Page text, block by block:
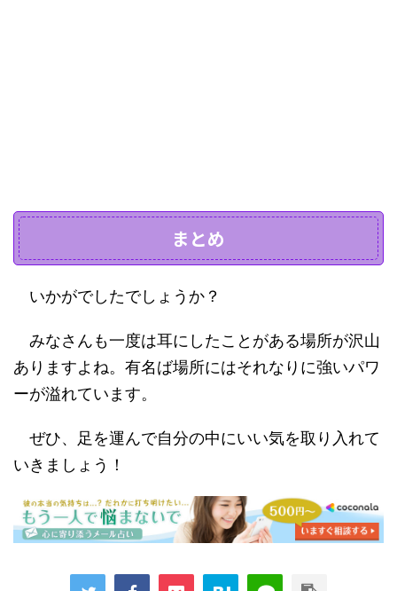
まとめ
いかがでしたでしょうか？
みなさんも一度は耳にしたことがある場所が沢山
ありますよね。有名ば場所にはそれなりに強いパワ
ーが溢れています。
ぜひ、足を運んで自分の中にいい気を取り入れて
いきましょう！